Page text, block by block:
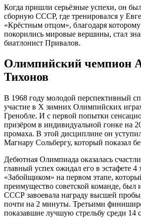
Когда пришли серьёзные успехи, он
сборную СССР, где тренировался у
«Крёстным отцом», благодаря
покорились мировые вершины, стал
биатлонист Привалов.
Олимпийский чемпион
Тихонов
В 1968 году молодой перспективный
участие в X зимних Олимпийских
Гренобле. И с первой попытки
призёром в индивидуальной гонке на
промаха. В этой дисциплине он
Магнару Сольбергу, который показал
Дебютная Олимпиада оказалась
главный успех ожидал его в эстафете 4
«Забойщиком» на первом этапе,
преимущество советской команде, был
СССР завоевала награду высшей
почти на 2 минуты. Третьими
показавшие лучшую стрельбу среди 14